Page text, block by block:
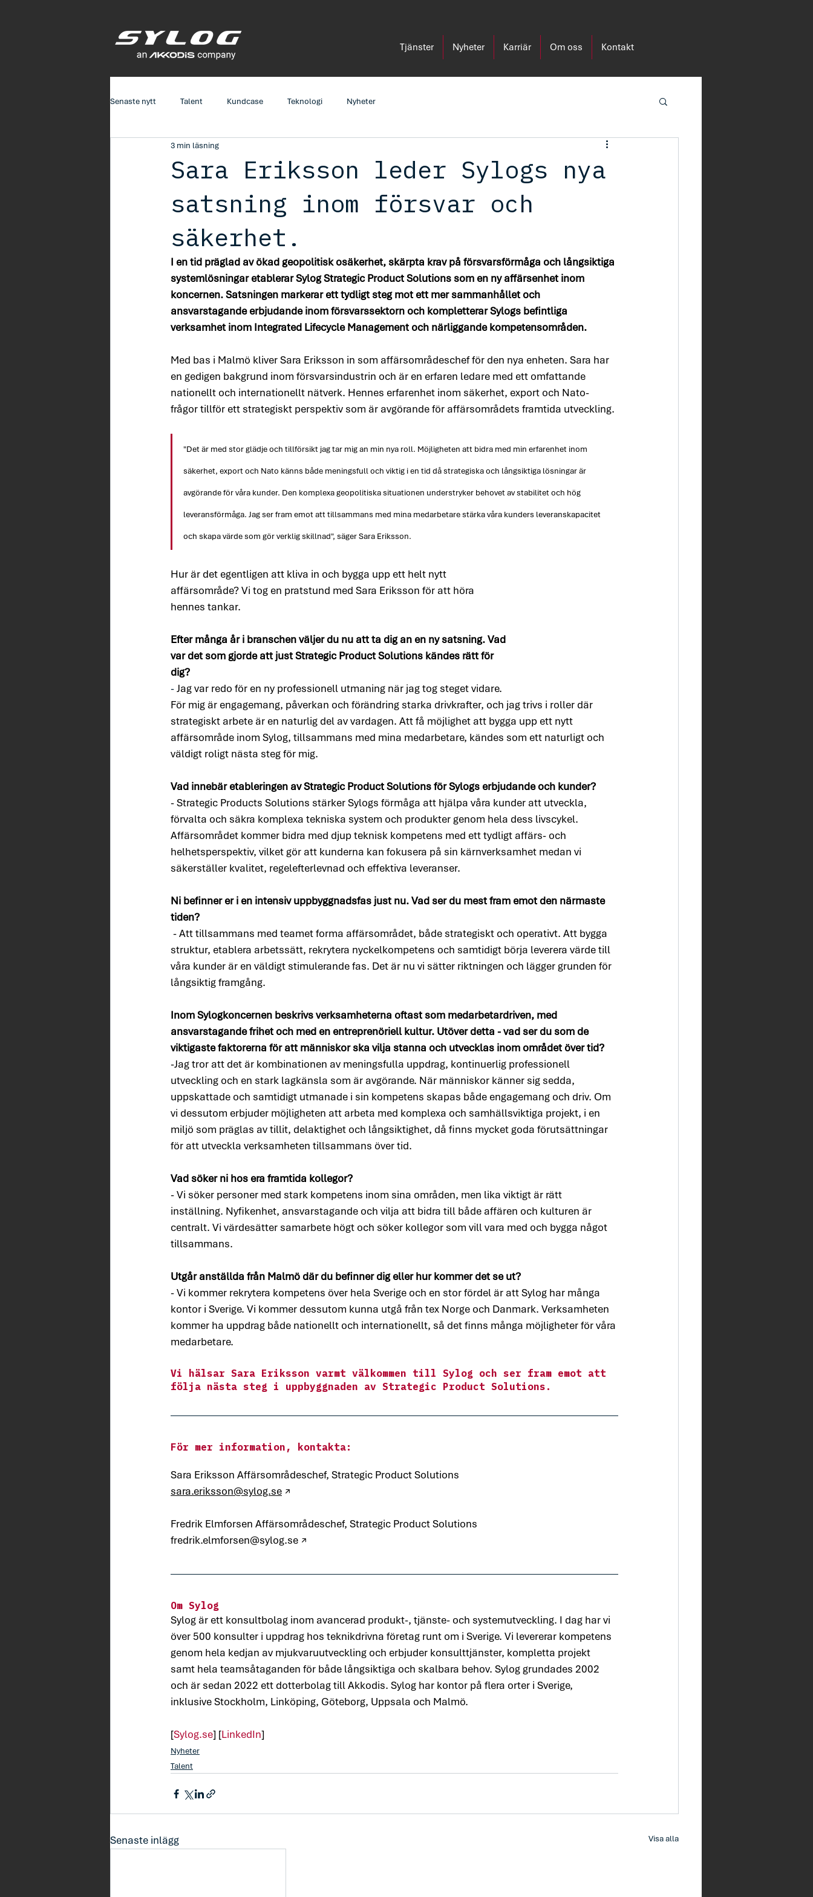
Tjänster Nyheter Karriär Om oss Kontakt
Senaste nytt Talent Kundcase Teknologi Nyheter
Sara Eriksson leder Sylogs nya
satsning inom försvar och
säkerhet.
3 min läsning
I en tid präglad av ökad geopolitisk osäkerhet, skärpta krav på försvarsförmåga och långsiktiga
systemlösningar etablerar Sylog Strategic Product Solutions som en ny affärsenhet inom
koncernen. Satsningen markerar ett tydligt steg mot ett mer sammanhållet och
ansvarstagande erbjudande inom försvarssektorn och kompletterar Sylogs befintliga
verksamhet inom Integrated Lifecycle Management och närliggande kompetensområden.
Med bas i Malmö kliver Sara Eriksson in som affärsområdeschef för den nya enheten. Sara har
en gedigen bakgrund inom försvarsindustrin och är en erfaren ledare med ett omfattande
nationellt och internationellt nätverk. Hennes erfarenhet inom säkerhet, export och Nato-
frågor tillför ett strategiskt perspektiv som är avgörande för affärsområdets framtida utveckling.
"Det är med stor glädje och tillförsikt jag tar mig an min nya roll. Möjligheten att bidra med min erfarenhet inom
säkerhet, export och Nato känns både meningsfull och viktig i en tid då strategiska och långsiktiga lösningar är
avgörande för våra kunder. Den komplexa geopolitiska situationen understryker behovet av stabilitet och hög
leveransförmåga. Jag ser fram emot att tillsammans med mina medarbetare stärka våra kunders leveranskapacitet
och skapa värde som gör verklig skillnad", säger Sara Eriksson.
Hur är det egentligen att kliva in och bygga upp ett helt nytt
affärsområde? Vi tog en pratstund med Sara Eriksson för att höra
hennes tankar.
Efter många år i branschen väljer du nu att ta dig an en ny satsning. Vad
var det som gjorde att just Strategic Product Solutions kändes rätt för
dig?
- Jag var redo för en ny professionell utmaning när jag tog steget vidare.
För mig är engagemang, påverkan och förändring starka drivkrafter, och jag trivs i roller där
strategiskt arbete är en naturlig del av vardagen. Att få möjlighet att bygga upp ett nytt
affärsområde inom Sylog, tillsammans med mina medarbetare, kändes som ett naturligt och
väldigt roligt nästa steg för mig.
Vad innebär etableringen av Strategic Product Solutions för Sylogs erbjudande och kunder?
- Strategic Products Solutions stärker Sylogs förmåga att hjälpa våra kunder att utveckla,
förvalta och säkra komplexa tekniska system och produkter genom hela dess livscykel.
Affärsområdet kommer bidra med djup teknisk kompetens med ett tydligt affärs- och
helhetsperspektiv, vilket gör att kunderna kan fokusera på sin kärnverksamhet medan vi
säkerställer kvalitet, regelefterlevnad och effektiva leveranser.
Ni befinner er i en intensiv uppbyggnadsfas just nu. Vad ser du mest fram emot den närmaste
tiden?
- Att tillsammans med teamet forma affärsområdet, både strategiskt och operativt. Att bygga
struktur, etablera arbetssätt, rekrytera nyckelkompetens och samtidigt börja leverera värde till
våra kunder är en väldigt stimulerande fas. Det är nu vi sätter riktningen och lägger grunden för
långsiktig framgång.
Inom Sylogkoncernen beskrivs verksamheterna oftast som medarbetardriven, med
ansvarstagande frihet och med en entreprenöriell kultur. Utöver detta - vad ser du som de
viktigaste faktorerna för att människor ska vilja stanna och utvecklas inom området över tid?
-Jag tror att det är kombinationen av meningsfulla uppdrag, kontinuerlig professionell
utveckling och en stark lagkänsla som är avgörande. När människor känner sig sedda,
uppskattade och samtidigt utmanade i sin kompetens skapas både engagemang och driv. Om
vi dessutom erbjuder möjligheten att arbeta med komplexa och samhällsviktiga projekt, i en
miljö som präglas av tillit, delaktighet och långsiktighet, då finns mycket goda förutsättningar
för att utveckla verksamheten tillsammans över tid.
Vad söker ni hos era framtida kollegor?
- Vi söker personer med stark kompetens inom sina områden, men lika viktigt är rätt
inställning. Nyfikenhet, ansvarstagande och vilja att bidra till både affären och kulturen är
centralt. Vi värdesätter samarbete högt och söker kollegor som vill vara med och bygga något
tillsammans.
Utgår anställda från Malmö där du befinner dig eller hur kommer det se ut?
- Vi kommer rekrytera kompetens över hela Sverige och en stor fördel är att Sylog har många
kontor i Sverige. Vi kommer dessutom kunna utgå från tex Norge och Danmark. Verksamheten
kommer ha uppdrag både nationellt och internationellt, så det finns många möjligheter för våra
medarbetare.
Vi hälsar Sara Eriksson varmt välkommen till Sylog och ser fram emot att
följa nästa steg i uppbyggnaden av Strategic Product Solutions.
För mer information, kontakta:
Sara Eriksson Affärsområdeschef, Strategic Product Solutions
sara.eriksson@sylog.se ↗
Fredrik Elmforsen Affärsområdeschef, Strategic Product Solutions
fredrik.elmforsen@sylog.se ↗
Om Sylog
Sylog är ett konsultbolag inom avancerad produkt-, tjänste- och systemutveckling. I dag har vi
över 500 konsulter i uppdrag hos teknikdrivna företag runt om i Sverige. Vi levererar kompetens
genom hela kedjan av mjukvaruutveckling och erbjuder konsulttjänster, kompletta projekt
samt hela teamsåtaganden för både långsiktiga och skalbara behov. Sylog grundades 2002
och är sedan 2022 ett dotterbolag till Akkodis. Sylog har kontor på flera orter i Sverige,
inklusive Stockholm, Linköping, Göteborg, Uppsala och Malmö.
[Sylog.se] [LinkedIn]
Nyheter
Talent
Senaste inlägg Visa alla